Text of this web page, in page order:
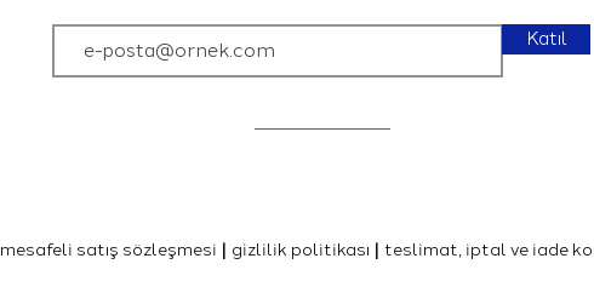
Katıl
mesafeli satış sözleşmesi | gizlilik politikası | teslimat, iptal ve iade